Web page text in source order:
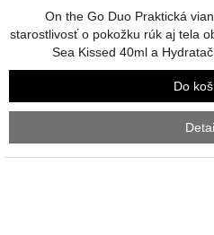
z
5
On the Go Duo Praktická
starostlivosť o pokožku rúk aj tela
Sea Kissed 40ml a
Do